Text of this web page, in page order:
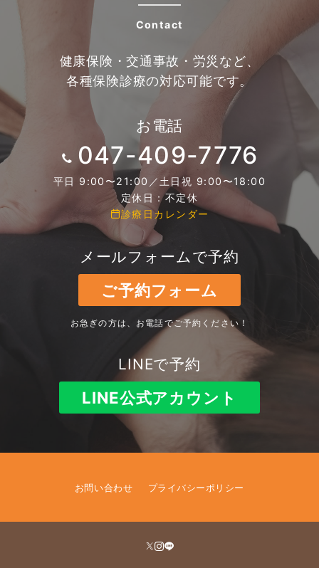
Contact
健康保険・交通事故・労災など、
各種保険診療の対応可能です。
お電話
047-409-7776
平日 9:00〜21:00／土日祝 9:00〜18:00
定休日：不定休
診療日カレンダー
メールフォームで予約
ご予約フォーム
お急ぎの方は、お電話でご予約ください！
LINEで予約
LINE公式アカウント
お問い合わせ プライバシーポリシー